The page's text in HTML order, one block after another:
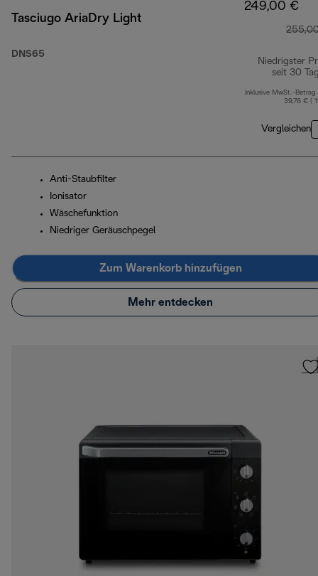
Tasciugo AriaDry Light
DNS65
249,00 €
Niedrigster
seit 30
Inklusive MwSt.-Betrag
39,76 € (
Vergleichen
Anti-Staubfilter
Ionisator
Wäschefunktion
Niedriger Geräuschpegel
Zum Warenkorb hinzufügen
Mehr entdecken